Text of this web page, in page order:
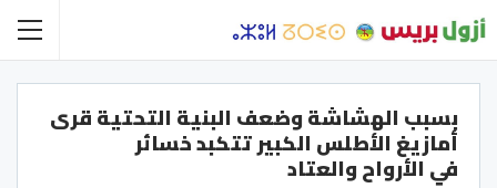
بسبب الهشاشة وضعف البنية التحتية قرى
أمازيغ الأطلس الكبير تتكبد خسائر
في الأرواح والعتاد